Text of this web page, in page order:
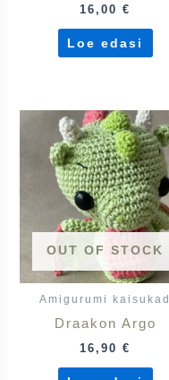
16,00€
Loe edasi
OUT OF STOCK
Amigurumi kaisukad
Draakon Argo
16,90€